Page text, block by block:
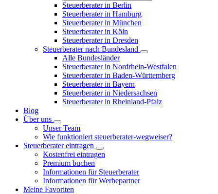
Steuerberater in Berlin
Steuerberater in Hamburg
Steuerberater in München
Steuerberater in Köln
Steuerberater in Dresden
Steuerberater nach Bundesland
Alle Bundesländer
Steuerberater in Nordrhein-Westfalen
Steuerberater in Baden-Württemberg
Steuerberater in Bayern
Steuerberater in Niedersachsen
Steuerberater in Rheinland-Pfalz
Blog
Über uns
Unser Team
Wie funktioniert steuerberater-wegweiser?
Steuerberater eintragen
Kostenfrei eintragen
Premium buchen
Informationen für Steuerberater
Informationen für Werbepartner
Meine Favoriten